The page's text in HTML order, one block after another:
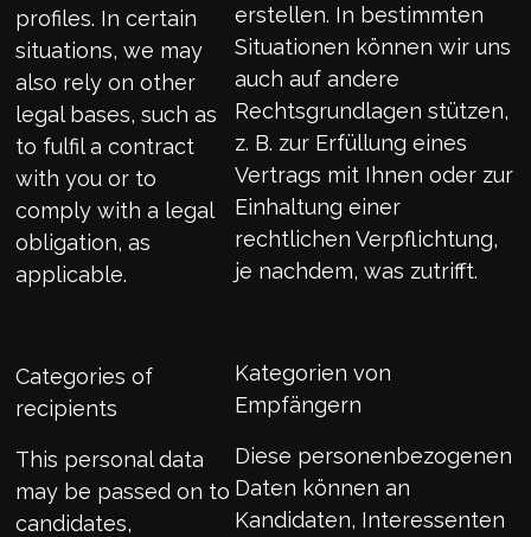
profiles. In certain
situations, we may
also rely on other
legal bases, such as
to fulfil a contract
with you or to
comply with a legal
obligation, as
applicable.
Categories of
recipients
This personal data
may be passed on to
candidates,
erstellen. In bestimmten
Situationen können wir uns
auch auf andere
Rechtsgrundlagen stützen,
z. B. zur Erfüllung eines
Vertrags mit Ihnen oder zur
Einhaltung einer
rechtlichen Verpflichtung,
je nachdem, was zutrifft.
Kategorien von
Empfängern
Diese personenbezogenen
Daten können an
Kandidaten, Interessenten